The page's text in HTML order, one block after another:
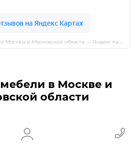
в Москве и
области